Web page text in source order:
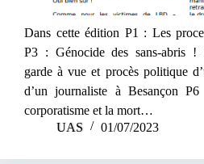
Dans cette édition P1 : Les
P3 : Génocide des sans-abris !
garde à vue et procès politique
d’un journaliste à Besançon
corporatisme et la mort…
UAS
01/07/2023